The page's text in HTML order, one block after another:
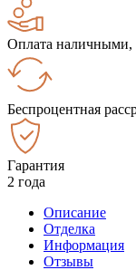
Оплата наличными,
Беспроцентная
Гарантия
2 года
Описание
Отделка
Информация
Отзывы